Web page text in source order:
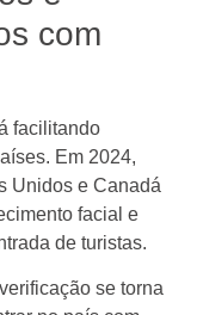
com
facilitando
Em 2024,
Unidos e Canadá
facial e
de turistas.
se torna